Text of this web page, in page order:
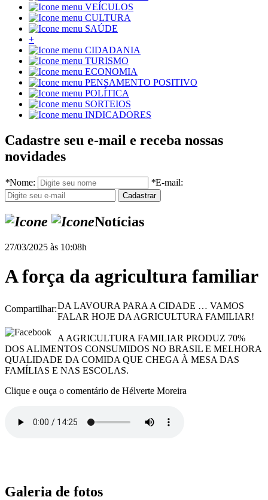
VEÍCULOS
CULTURA
SAÚDE
+
CIDADANIA
TURISMO
ECONOMIA
PENSAMENTO POSITIVO
POLÍTICA
SORTEIOS
INDICADORES
Cadastre seu e-mail e receba nossas
novidades
*Nome: *E-mail:
Notícias
27/03/2025 às 10:08h
A força da agricultura familiar
Compartilhar:DA LAVOURA PARA A CIDADE … VAMOS
FALAR HOJE DA AGRICULTURA FAMILIAR!
A AGRICULTURA FAMILIAR PRODUZ 70%
DOS ALIMENTOS CONSUMIDOS NO BRASIL E MELHORA
QUALIDADE DA COMIDA QUE CHEGA À MESA DAS
FAMÍLIAS E NAS ESCOLAS.
Clique e ouça o comentário de Hélverte Moreira
Galeria de fotos